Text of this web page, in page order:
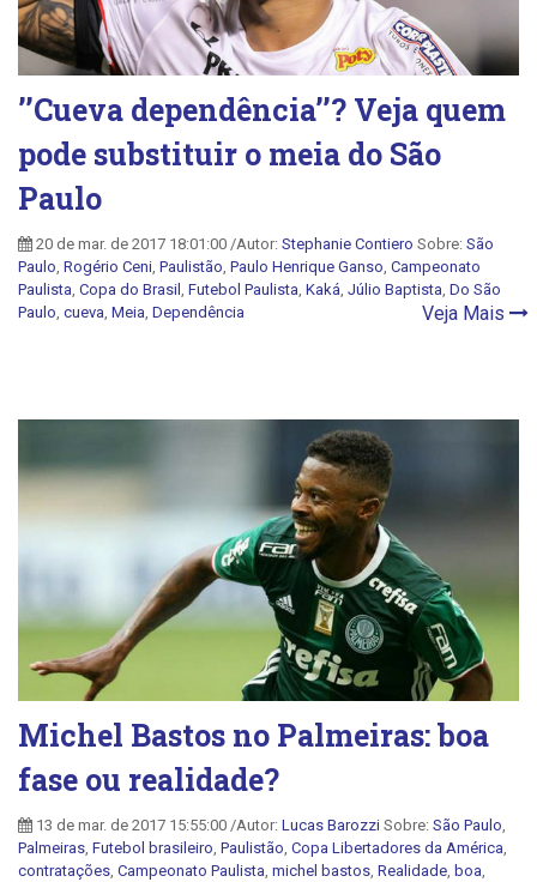
’’Cueva dependência’’? Veja quem
pode substituir o meia do São
Paulo
20 de mar. de 2017 18:01:00 /Autor: Stephanie Contiero Sobre: São
Paulo, Rogério Ceni, Paulistão, Paulo Henrique Ganso, Campeonato
Paulista, Copa do Brasil , Futebol Paulista, Kaká, Júlio Baptista, Do São
Paulo, cueva, Meia, Dependência Veja Mais
Michel Bastos no Palmeiras: boa
fase ou realidade?
13 de mar. de 2017 15:55:00 /Autor: Lucas Barozzi Sobre: São Paulo,
Palmeiras, Futebol brasileiro, Paulistão, Copa Libertadores da América,
contratações, Campeonato Paulista, michel bastos, Realidade, boa,